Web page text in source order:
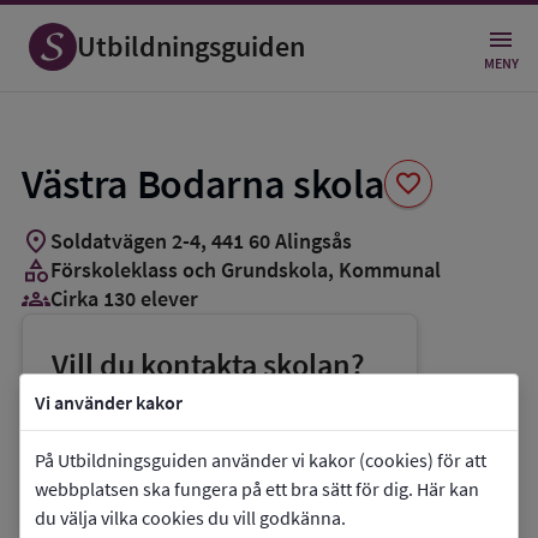
Vi använder kakor
På Utbildningsguiden använder vi kakor (cookies) för att
webbplatsen ska fungera på ett bra sätt för dig. Här kan
du välja vilka cookies du vill godkänna.
Utbildningsguiden MENY
Västra Bodarna skola favorite
Spara
som
favorit
location_on Soldatvägen 2-4, 441 60Alingsås
categoryFörskoleklass och Grundskola, Kommunal
groups_3Cirka 130 elever
Vill du kontakta skolan?
phoneTelefon:0322-617239
E-post: barn.ungdom@alingsas.se
link Webbplats:Västra Bodarna skola